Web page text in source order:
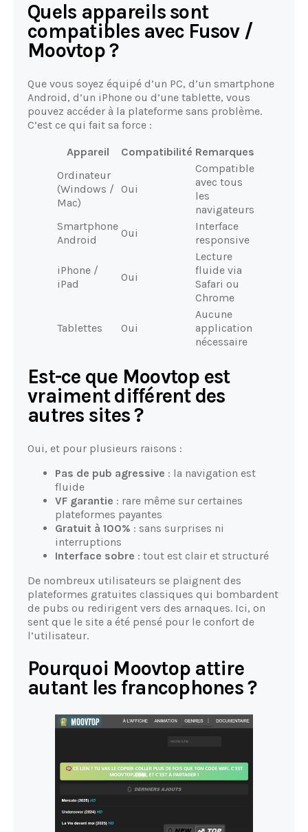
Quels appareils sont
compatibles avec Fusov /
Moovtop ?
Que vous soyez équipé d’un PC, d’un smartphone
Android, d’un iPhone ou d’une tablette, vous
pouvez accéder à la plateforme sans problème.
C’est ce qui fait sa force :
Appareil Compatibilité Remarques
Ordinateur
(Windows /
Mac)
Oui
Compatible
avec tous
les
navigateurs
Smartphone
Android
Oui
Interface
responsive
iPhone /
iPad
Oui
Lecture
fluide via
Safari ou
Chrome
Tablettes Oui
Aucune
application
nécessaire
Est-ce que Moovtop est
vraiment différent des
autres sites ?
Oui, et pour plusieurs raisons :
Pas de pub agressive : la navigation est
fluide
VF garantie : rare même sur certaines
plateformes payantes
Gratuit à 100% : sans surprises ni
interruptions
Interface sobre : tout est clair et structuré
De nombreux utilisateurs se plaignent des
plateformes gratuites classiques qui bombardent
de pubs ou redirigent vers des arnaques. Ici, on
sent que le site a été pensé pour le confort de
l’utilisateur.
Pourquoi Moovtop attire
autant les francophones ?